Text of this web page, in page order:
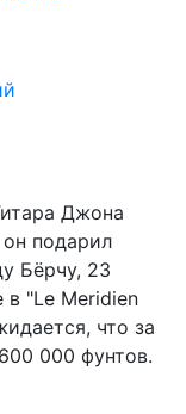
Джона
подарил
Бёрчу, 23
в "Le Meridien
что за
000 фунтов.